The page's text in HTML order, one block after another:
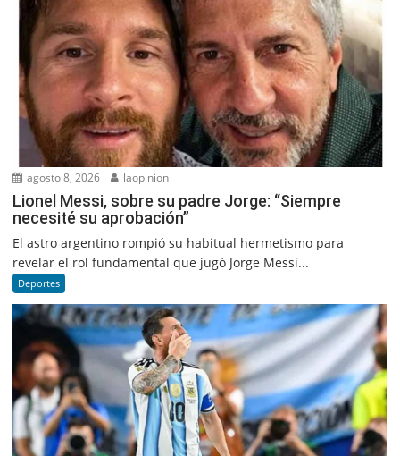
agosto 8, 2026 laopinion
Lionel Messi, sobre su padre Jorge: “Siempre
necesité su aprobación”
El astro argentino rompió su habitual hermetismo para
revelar el rol fundamental que jugó Jorge Messi...
Deportes